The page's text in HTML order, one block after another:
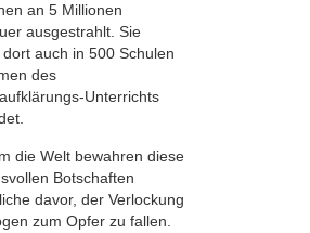
an 5 Millionen
ausgestrahlt. Sie
auch in 500 Schulen
des
Unterrichts
die Welt bewahren diese
Botschaften
davor, der Verlockung
zum Opfer zu fallen.